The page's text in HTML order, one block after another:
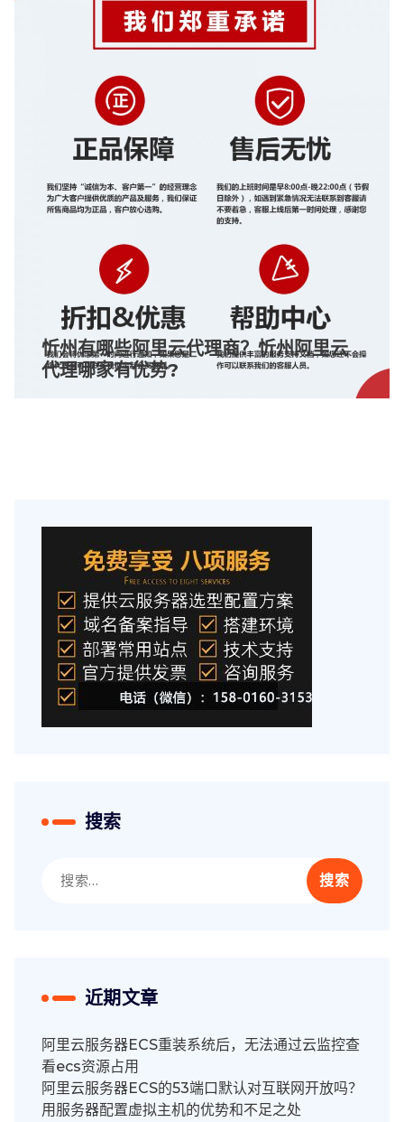
忻州有哪些阿里云代理商？忻州阿里云
代理哪家有优势?
搜索
索：
近期文章
阿里云服务器ECS重装系统后，无法通过云监控查
看ecs资源占用
阿里云服务器ECS的53端口默认对互联网开放吗？
用服务器配置虚拟主机的优势和不足之处